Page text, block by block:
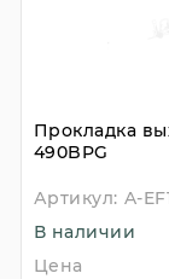
Прокладка
490BPG
Артикул: A-
В наличии
Цена